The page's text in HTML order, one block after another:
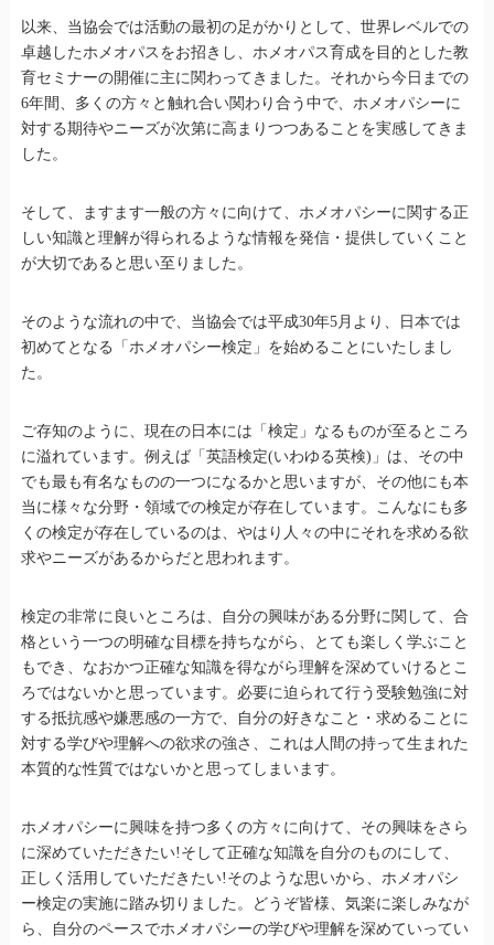
以来、当協会では活動の最初の足がかりとして、世界レベルでの
卓越したホメオパスをお招きし、ホメオパス育成を目的とした教
育セミナーの開催に主に関わってきました。それから今日までの
6年間、多くの方々と触れ合い関わり合う中で、ホメオパシーに
対する期待やニーズが次第に高まりつつあることを実感してきま
した。
そして、ますます一般の方々に向けて、ホメオパシーに関する正
しい知識と理解が得られるような情報を発信・提供していくこと
が大切であると思い至りました。
そのような流れの中で、当協会では平成30年5月より、日本では
初めてとなる「ホメオパシー検定」を始めることにいたしまし
た。
ご存知のように、現在の日本には「検定」なるものが至るところ
に溢れています。例えば「英語検定(いわゆる英検)」は、その中
でも最も有名なものの一つになるかと思いますが、その他にも本
当に様々な分野・領域での検定が存在しています。こんなにも多
くの検定が存在しているのは、やはり人々の中にそれを求める欲
求やニーズがあるからだと思われます。
検定の非常に良いところは、自分の興味がある分野に関して、合
格という一つの明確な目標を持ちながら、とても楽しく学ぶこと
もでき、なおかつ正確な知識を得ながら理解を深めていけるとこ
ろではないかと思っています。必要に迫られて行う受験勉強に対
する抵抗感や嫌悪感の一方で、自分の好きなこと・求めることに
対する学びや理解への欲求の強さ、これは人間の持って生まれた
本質的な性質ではないかと思ってしまいます。
ホメオパシーに興味を持つ多くの方々に向けて、その興味をさら
に深めていただきたい!そして正確な知識を自分のものにして、
正しく活用していただきたい!そのような思いから、ホメオパシ
ー検定の実施に踏み切りました。どうぞ皆様、気楽に楽しみなが
ら、自分のペースでホメオパシーの学びや理解を深めていってい